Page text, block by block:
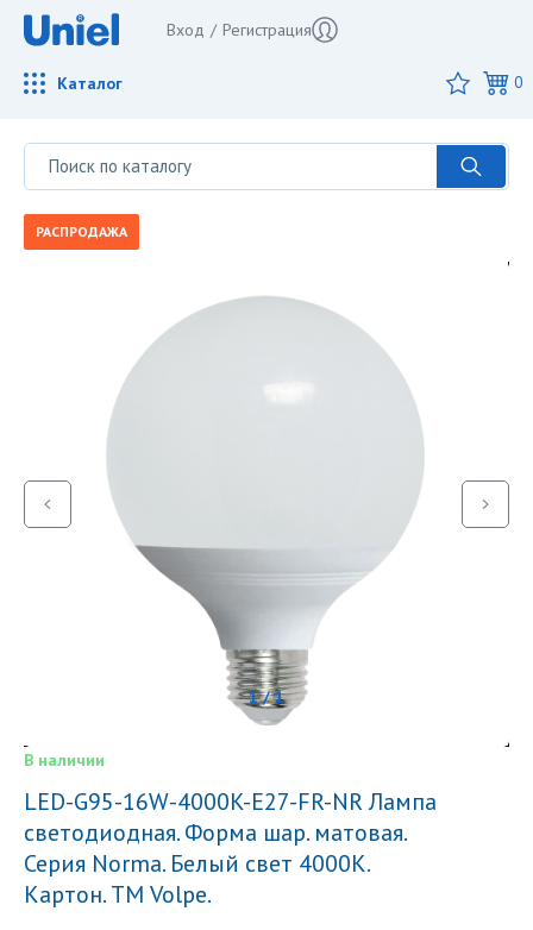
Вход / Регистрация
Каталог 0
РАСПРОДАЖА
1 / 1
В наличии
LED-G95-16W-4000K-E27-FR-NR Лампа
светодиодная. Форма шар. матовая.
Серия Norma. Белый свет 4000K.
Картон. ТМ Volpe.